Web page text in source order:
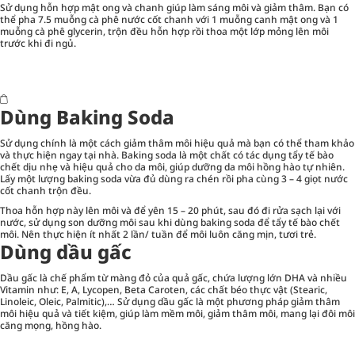
Sử dụng hỗn hợp mật ong và chanh giúp làm sáng môi và giảm thâm. Bạn có
thể pha 7.5 muỗng cà phê nước cốt chanh với 1 muỗng canh mật ong và 1
muỗng cà phê glycerin, trộn đều hỗn hợp rồi thoa một lớp mỏng lên môi
trước khi đi ngủ.
Dùng Baking Soda
Sử dụng chính là một cách giảm thâm môi hiệu quả mà bạn có thể tham khảo
và thực hiện ngay tại nhà. Baking soda là một chất có tác dụng tẩy tế bào
chết dịu nhẹ và hiệu quả cho da môi, giúp dưỡng da môi hồng hào tự nhiên.
Lấy một lượng baking soda vừa đủ dùng ra chén rồi pha cùng 3 – 4 giọt nước
cốt chanh trộn đều.
Thoa hỗn hợp này lên môi và để yên 15 – 20 phút, sau đó đi rửa sạch lại với
nước, sử dụng son dưỡng môi sau khi dùng baking soda để tẩy tế bào chết
môi. Nên thực hiện ít nhất 2 lần/ tuần để môi luôn căng mịn, tươi trẻ.
Dùng dầu gấc
Dầu gấc là chế phẩm từ màng đỏ của quả gấc, chứa lượng lớn DHA và nhiều
Vitamin như: E, A, Lycopen, Beta Caroten, các chất béo thực vật (Stearic,
Linoleic, Oleic, Palmitic),… Sử dụng dầu gấc là một phương pháp giảm thâm
môi hiệu quả và tiết kiệm, giúp làm mềm môi, giảm thâm môi, mang lại đôi môi
căng mọng, hồng hào.